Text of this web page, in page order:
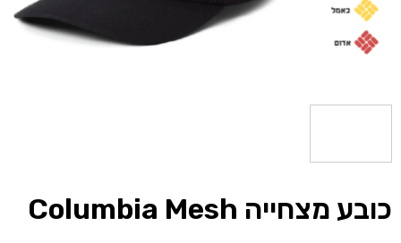
כובע מצחייה Columbia Mesh